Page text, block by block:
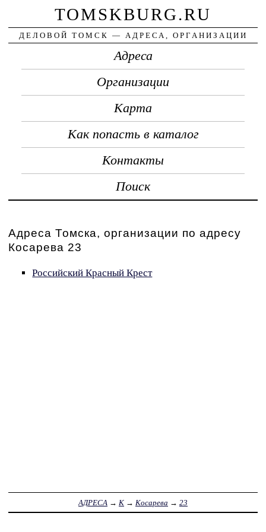
TOMSKBURG.RU
ДЕЛОВОЙ ТОМСК — АДРЕСА, ОРГАНИЗАЦИИ
Адреса
Организации
Карта
Как попасть в каталог
Контакты
Поиск
Адреса Томска, организации по адресу
Косарева 23
Российский Красный Крест
АДРЕСА → К → Косарева → 23